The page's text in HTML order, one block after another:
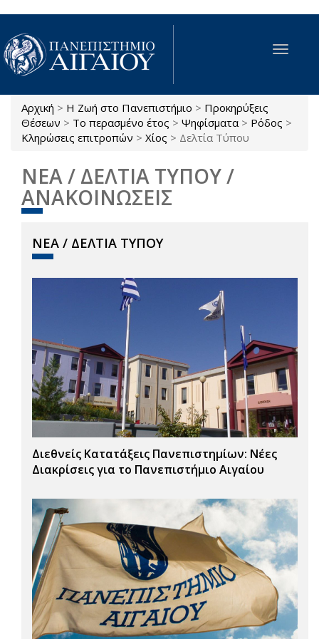
Παράκαμψη προς το κυρίως περιεχόμενο
Toggle
Είστε εδώ
Αρχική > Η Ζωή στο Πανεπιστήμιο > Προκηρύξεις
Θέσεων > Το περασμένο έτος > Ψηφίσματα > Ρόδος >
Κληρώσεις επιτροπών > Χίος > Δελτία Τύπου
ΝΕΑ / ΔΕΛΤΙΑ ΤΥΠΟΥ /
ΑΝΑΚΟΙΝΩΣΕΙΣ
ΝΕΑ / ΔΕΛΤΙΑ ΤΥΠΟΥ
Διεθνείς Κατατάξεις Πανεπιστημίων: Νέες
Διακρίσεις για το Πανεπιστήμιο Αιγαίου